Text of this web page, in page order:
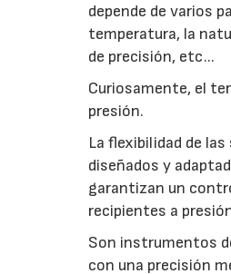
depende de varios
temperatura, la
de precisión, etc...
Curiosamente, el
presión.
La flexibilidad de
diseñados y
garantizan un
recipientes a
Son instrumentos
con una precisión